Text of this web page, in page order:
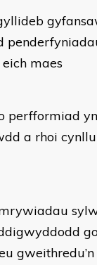
maes
perfformiad
a rhoi
gweithredu’n